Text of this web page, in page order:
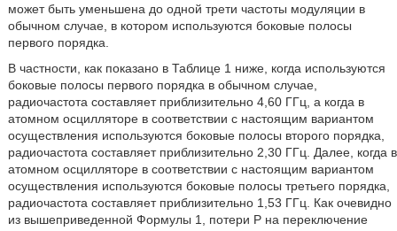
может быть уменьшена до одной трети частоты модуляции в
обычном случае, в котором используются боковые полосы
первого порядка.
В частности, как показано в Таблице 1 ниже, когда используются
боковые полосы первого порядка в обычном случае,
радиочастота составляет приблизительно 4,60 ГГц, а когда в
атомном осцилляторе в соответствии с настоящим вариантом
осуществления используются боковые полосы второго порядка,
радиочастота составляет приблизительно 2,30 ГГц. Далее, когда в
атомном осцилляторе в соответствии с настоящим вариантом
осуществления используются боковые полосы третьего порядка,
радиочастота составляет приблизительно 1,53 ГГц. Как очевидно
из вышеприведенной Формулы 1, потери P на переключение